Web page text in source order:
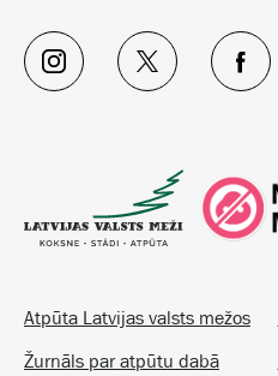
Atpūta Latvijas valsts mežos
Žurnāls par atpūtu dabā